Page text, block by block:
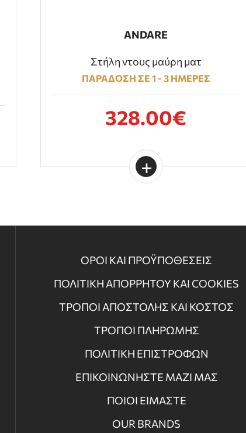
ANDARE
Στήλη ντους μαύρη ματ
ΠΑΡΑΔΟΣΗ ΣΕ 1 - 3 ΗΜΕΡΕΣ
328.00€
ΟΡΟΙ ΚΑΙ ΠΡΟΫΠΟΘΕΣΕΙΣ
ΠΟΛΙΤΙΚΗ ΑΠΟΡΡΗΤΟΥ ΚΑΙ COOKIES
ΤΡΟΠΟΙ ΑΠΟΣΤΟΛΗΣ ΚΑΙ ΚΟΣΤΟΣ
ΤΡΟΠΟΙ ΠΛΗΡΩΜΗΣ
ΠΟΛΙΤΙΚΗ ΕΠΙΣΤΡΟΦΩΝ
ΕΠΙΚΟΙΝΩΝΗΣΤΕ ΜΑΖΙ ΜΑΣ
ΠΟΙΟΙ ΕΙΜΑΣΤΕ
OUR BRANDS